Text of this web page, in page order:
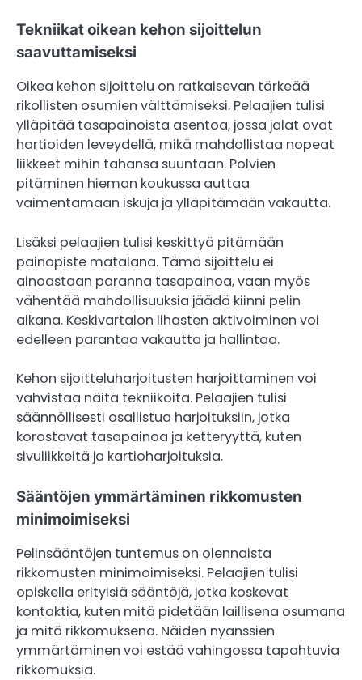
Tekniikat oikean kehon sijoittelun
saavuttamiseksi
Oikea kehon sijoittelu on ratkaisevan tärkeää
rikollisten osumien välttämiseksi. Pelaajien tulisi
ylläpitää tasapainoista asentoa, jossa jalat ovat
hartioiden leveydellä, mikä mahdollistaa nopeat
liikkeet mihin tahansa suuntaan. Polvien
pitäminen hieman koukussa auttaa
vaimentamaan iskuja ja ylläpitämään vakautta.
Lisäksi pelaajien tulisi keskittyä pitämään
painopiste matalana. Tämä sijoittelu ei
ainoastaan paranna tasapainoa, vaan myös
vähentää mahdollisuuksia jäädä kiinni pelin
aikana. Keskivartalon lihasten aktivoiminen voi
edelleen parantaa vakautta ja hallintaa.
Kehon sijoitteluharjoitusten harjoittaminen voi
vahvistaa näitä tekniikoita. Pelaajien tulisi
säännöllisesti osallistua harjoituksiin, jotka
korostavat tasapainoa ja ketteryyttä, kuten
sivuliikkeitä ja kartioharjoituksia.
Sääntöjen ymmärtäminen rikkomusten
minimoimiseksi
Pelinsääntöjen tuntemus on olennaista
rikkomusten minimoimiseksi. Pelaajien tulisi
opiskella erityisiä sääntöjä, jotka koskevat
kontaktia, kuten mitä pidetään laillisena osumana
ja mitä rikkomuksena. Näiden nyanssien
ymmärtäminen voi estää vahingossa tapahtuvia
rikkomuksia.